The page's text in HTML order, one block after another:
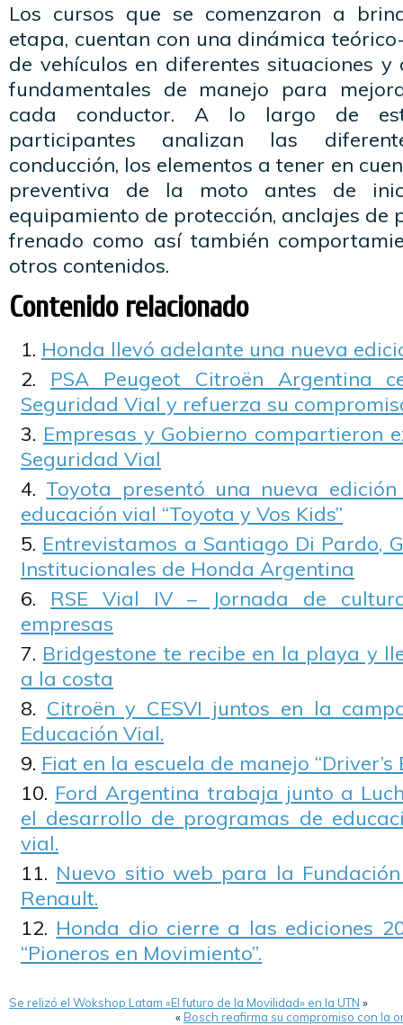
Los cursos que se comenzaron a
etapa, cuentan con una dinámica
de vehículos en diferentes situaciones
fundamentales de manejo para
cada conductor. A lo largo de
participantes analizan las
conducción, los elementos a tener en
preventiva de la moto antes de
equipamiento de protección, anclajes de
frenado como así también
otros contenidos.
Contenido relacionado
Honda llevó adelante una nueva
PSA Peugeot Citroën Argentina
Seguridad Vial y refuerza su
Empresas y Gobierno compartieron
Seguridad Vial
Toyota presentó una nueva
educación vial “Toyota y Vos Kids”
Entrevistamos a Santiago Di Pardo,
Institucionales de Honda Argentina
RSE Vial IV – Jornada de
empresas
Bridgestone te recibe en la playa y
a la costa
Citroën y CESVI juntos en la
Educación Vial.
Fiat en la escuela de manejo “Driver’s
Ford Argentina trabaja junto a
el desarrollo de programas de
vial.
Nuevo sitio web para la
Renault.
Honda dio cierre a las ediciones
“Pioneros en Movimiento”.
Se relizó el Wokshop Latam «El futuro de la Movilidad» en la UTN »
«Bosch reafirma su compromiso con la